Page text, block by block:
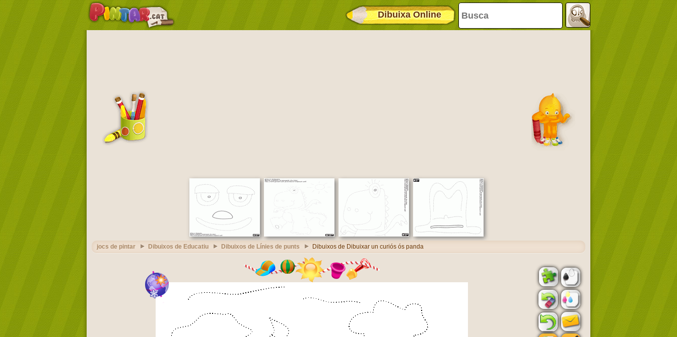
Dibuixa Online
jocs de pintar Dibuixos de Educatiu Dibuixos de Línies de punts Dibuixos de Dibuixar un curiós ós panda